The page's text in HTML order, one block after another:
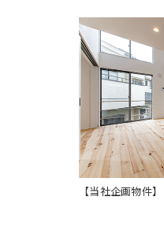
◆本ページは
販売・コンサ
おります。
門への移動
◆弊社の財務
ても中小企業
は致しません
【当社企画物件】